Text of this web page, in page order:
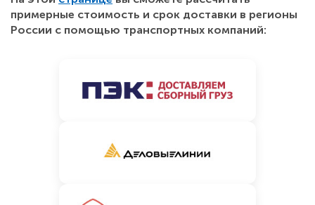
примерные стоимость и срок доставки в регионы
России с помощью транспортных компаний: